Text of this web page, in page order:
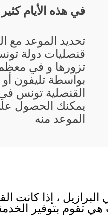
في هذه الأيام
تحديد الموعد مع
قنصليات دولة
تزورها و في معظم
بواسطة تليفون أو
القنصلية تونس
يمكنك الحصول
الموعد منه
، إذا كانت
تقوم بتوفير